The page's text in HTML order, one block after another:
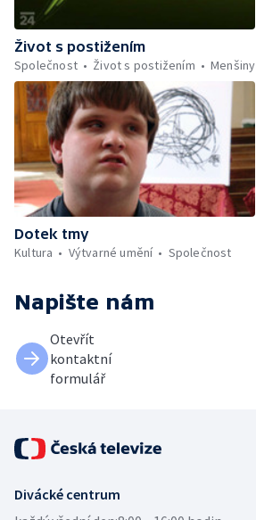
Život s postižením
Společnost
Život s postižením Menšiny
Dotek tmy
Kultura
Výtvarné umění Společnost
Napište nám
Otevřít
kontaktní
formulář
Divácké centrum